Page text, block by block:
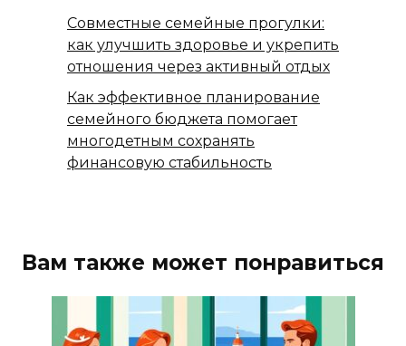
Совместные семейные прогулки:
как улучшить здоровье и укрепить
отношения через активный отдых
Как эффективное планирование
семейного бюджета помогает
многодетным сохранять
финансовую стабильность
Вам также может понравиться